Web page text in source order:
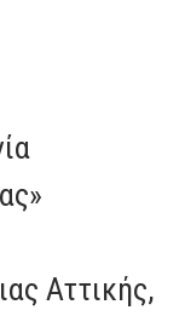
Αττικής,